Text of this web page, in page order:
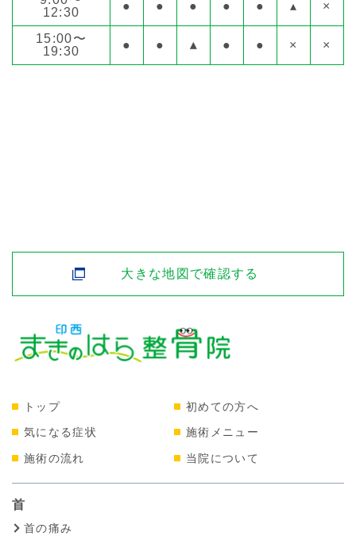
12:30
● ● ● ● ● ▴ ×
15:00〜
19:30
● ● ▴ ● ● × ×
大きな地図で確認する
トップ 初めての方へ
気になる症状 施術メニュー
施術の流れ 当院について
首
首の痛み